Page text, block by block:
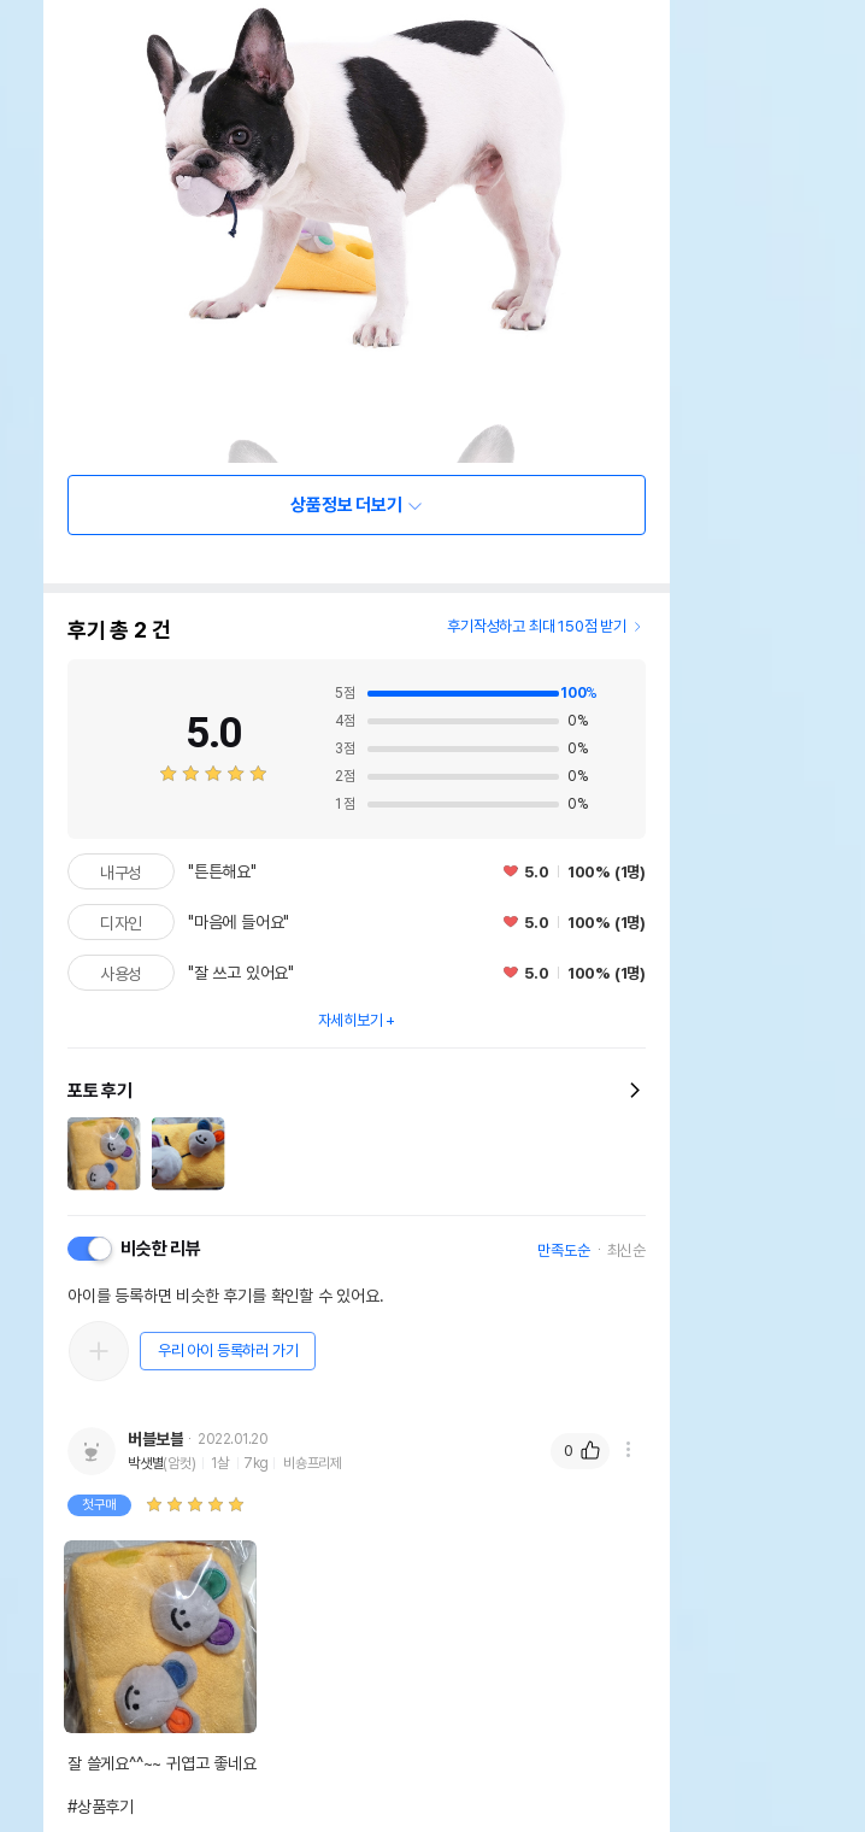
상품정보 더보기
후기 총 2 건 후기작성하고 최대 150점 받기
5.0
5점 100%
4점 0%
3점 0%
2점 0%
1 점 0%
내구성 "튼튼해요" 5.0 100% (1명)
디자인 "마음에 들어요" 5.0 100% (1명)
사용성 "잘 쓰고 있어요" 5.0 100% (1명)
자세히보기
포토 후기
비슷한 리뷰 만족도순 최신순
아이를 등록하면 비슷한 후기를 확인할 수 있어요.
우리 아이 등록하러 가기
버블보블
2022.01.20
박샛별(암컷) 1살 7kg 비숑프리제
첫구매
잘 쓸게요^^~~ 귀엽고 좋네요
#상품후기
0